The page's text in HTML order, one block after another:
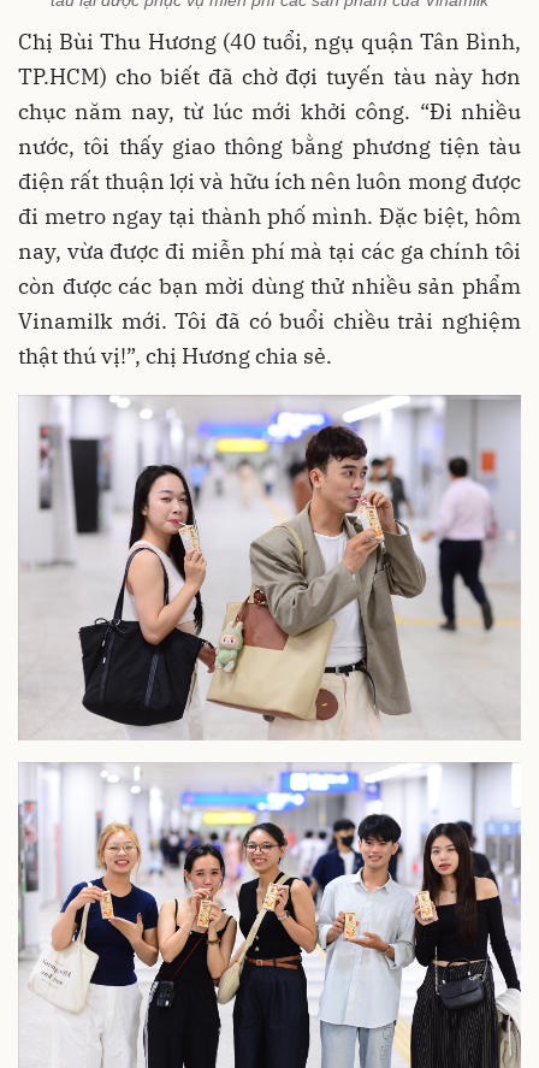
Chị Bùi Thu Hương (40 tuổi, ngụ quận Tân Bình,
TP.HCM) cho biết đã chờ đợi tuyến tàu này hơn
chục năm nay, từ lúc mới khởi công. “Đi nhiều
nước, tôi thấy giao thông bằng phương tiện tàu
điện rất thuận lợi và hữu ích nên luôn mong được
đi metro ngay tại thành phố mình. Đặc biệt, hôm
nay, vừa được đi miễn phí mà tại các ga chính tôi
còn được các bạn mời dùng thử nhiều sản phẩm
Vinamilk mới. Tôi đã có buổi chiều trải nghiệm
thật thú vị!”, chị Hương chia sẻ.